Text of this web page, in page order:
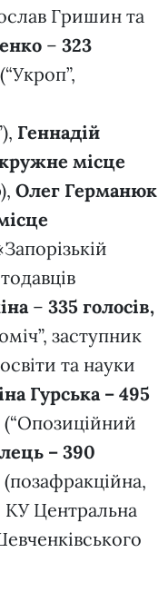
Гришин та
– 323
(“Укроп”,
Геннадій
місце
Олег Германюк
– 335 голосів,
заступник
та науки
Гурська – 495
(“Опозиційний
– 390
(позафракційна,
КУ Центральна